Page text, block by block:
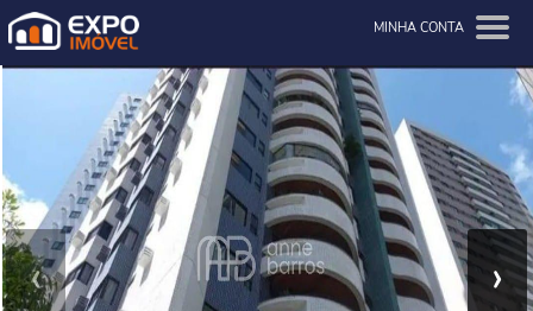
MINHA CONTA
‹ ›